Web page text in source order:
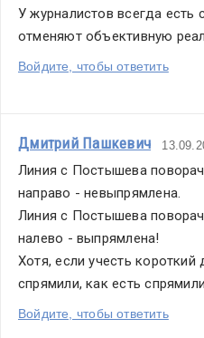
У журналистов всегда есть
отменяют объективную
Войдите, чтобы ответить
Дмитрий Пашкевич
Линия с Постышева
направо - невыпрямлена.
Линия с Постышева
налево - выпрямлена!
Хотя, если учесть
спрямили, как есть
Войдите, чтобы ответить